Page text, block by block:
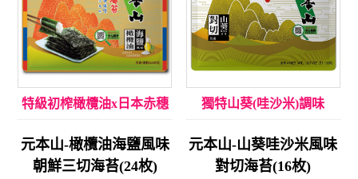
特級初榨橄欖油x日本赤穗
海鹽
元本山-橄欖油海鹽風味​
朝鮮三切海苔(24枚)
獨特山葵(哇沙米)調味
元本山-山葵哇沙米風味
對切海苔(16枚)